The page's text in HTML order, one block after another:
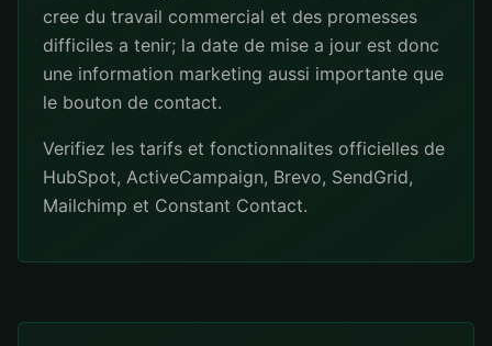
cree du travail commercial et des promesses
difficiles a tenir; la date de mise a jour est donc
une information marketing aussi importante que
le bouton de contact.
Verifiez les tarifs et fonctionnalites officielles de
HubSpot, ActiveCampaign, Brevo, SendGrid,
Mailchimp et Constant Contact.